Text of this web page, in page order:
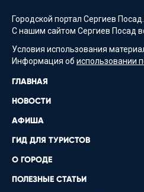
Городской портал Сергиев
С нашим сайтом Сергиев Посад
Условия использования
Информация об использовании
ГЛАВНАЯ
НОВОСТИ
АФИША
ГИД ДЛЯ ТУРИСТОВ
О ГОРОДЕ
ПОЛЕЗНЫЕ СТАТЬИ